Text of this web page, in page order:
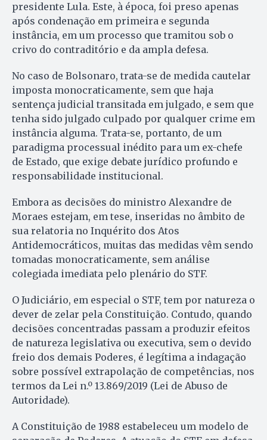
presidente Lula. Este, à época, foi preso apenas
após condenação em primeira e segunda
instância, em um processo que tramitou sob o
crivo do contraditório e da ampla defesa.
No caso de Bolsonaro, trata-se de medida cautelar
imposta monocraticamente, sem que haja
sentença judicial transitada em julgado, e sem que
tenha sido julgado culpado por qualquer crime em
instância alguma. Trata-se, portanto, de um
paradigma processual inédito para um ex-chefe
de Estado, que exige debate jurídico profundo e
responsabilidade institucional.
Embora as decisões do ministro Alexandre de
Moraes estejam, em tese, inseridas no âmbito de
sua relatoria no Inquérito dos Atos
Antidemocráticos, muitas das medidas vêm sendo
tomadas monocraticamente, sem análise
colegiada imediata pelo plenário do STF.
O Judiciário, em especial o STF, tem por natureza o
dever de zelar pela Constituição. Contudo, quando
decisões concentradas passam a produzir efeitos
de natureza legislativa ou executiva, sem o devido
freio dos demais Poderes, é legítima a indagação
sobre possível extrapolação de competências, nos
termos da Lei n.º 13.869/2019 (Lei de Abuso de
Autoridade).
A Constituição de 1988 estabeleceu um modelo de